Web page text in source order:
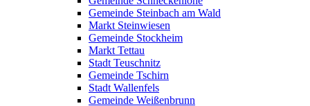
Gemeinde Steinbach am Wald
Markt Steinwiesen
Gemeinde Stockheim
Markt Tettau
Stadt Teuschnitz
Gemeinde Tschirn
Stadt Wallenfels
Gemeinde Weißenbrunn